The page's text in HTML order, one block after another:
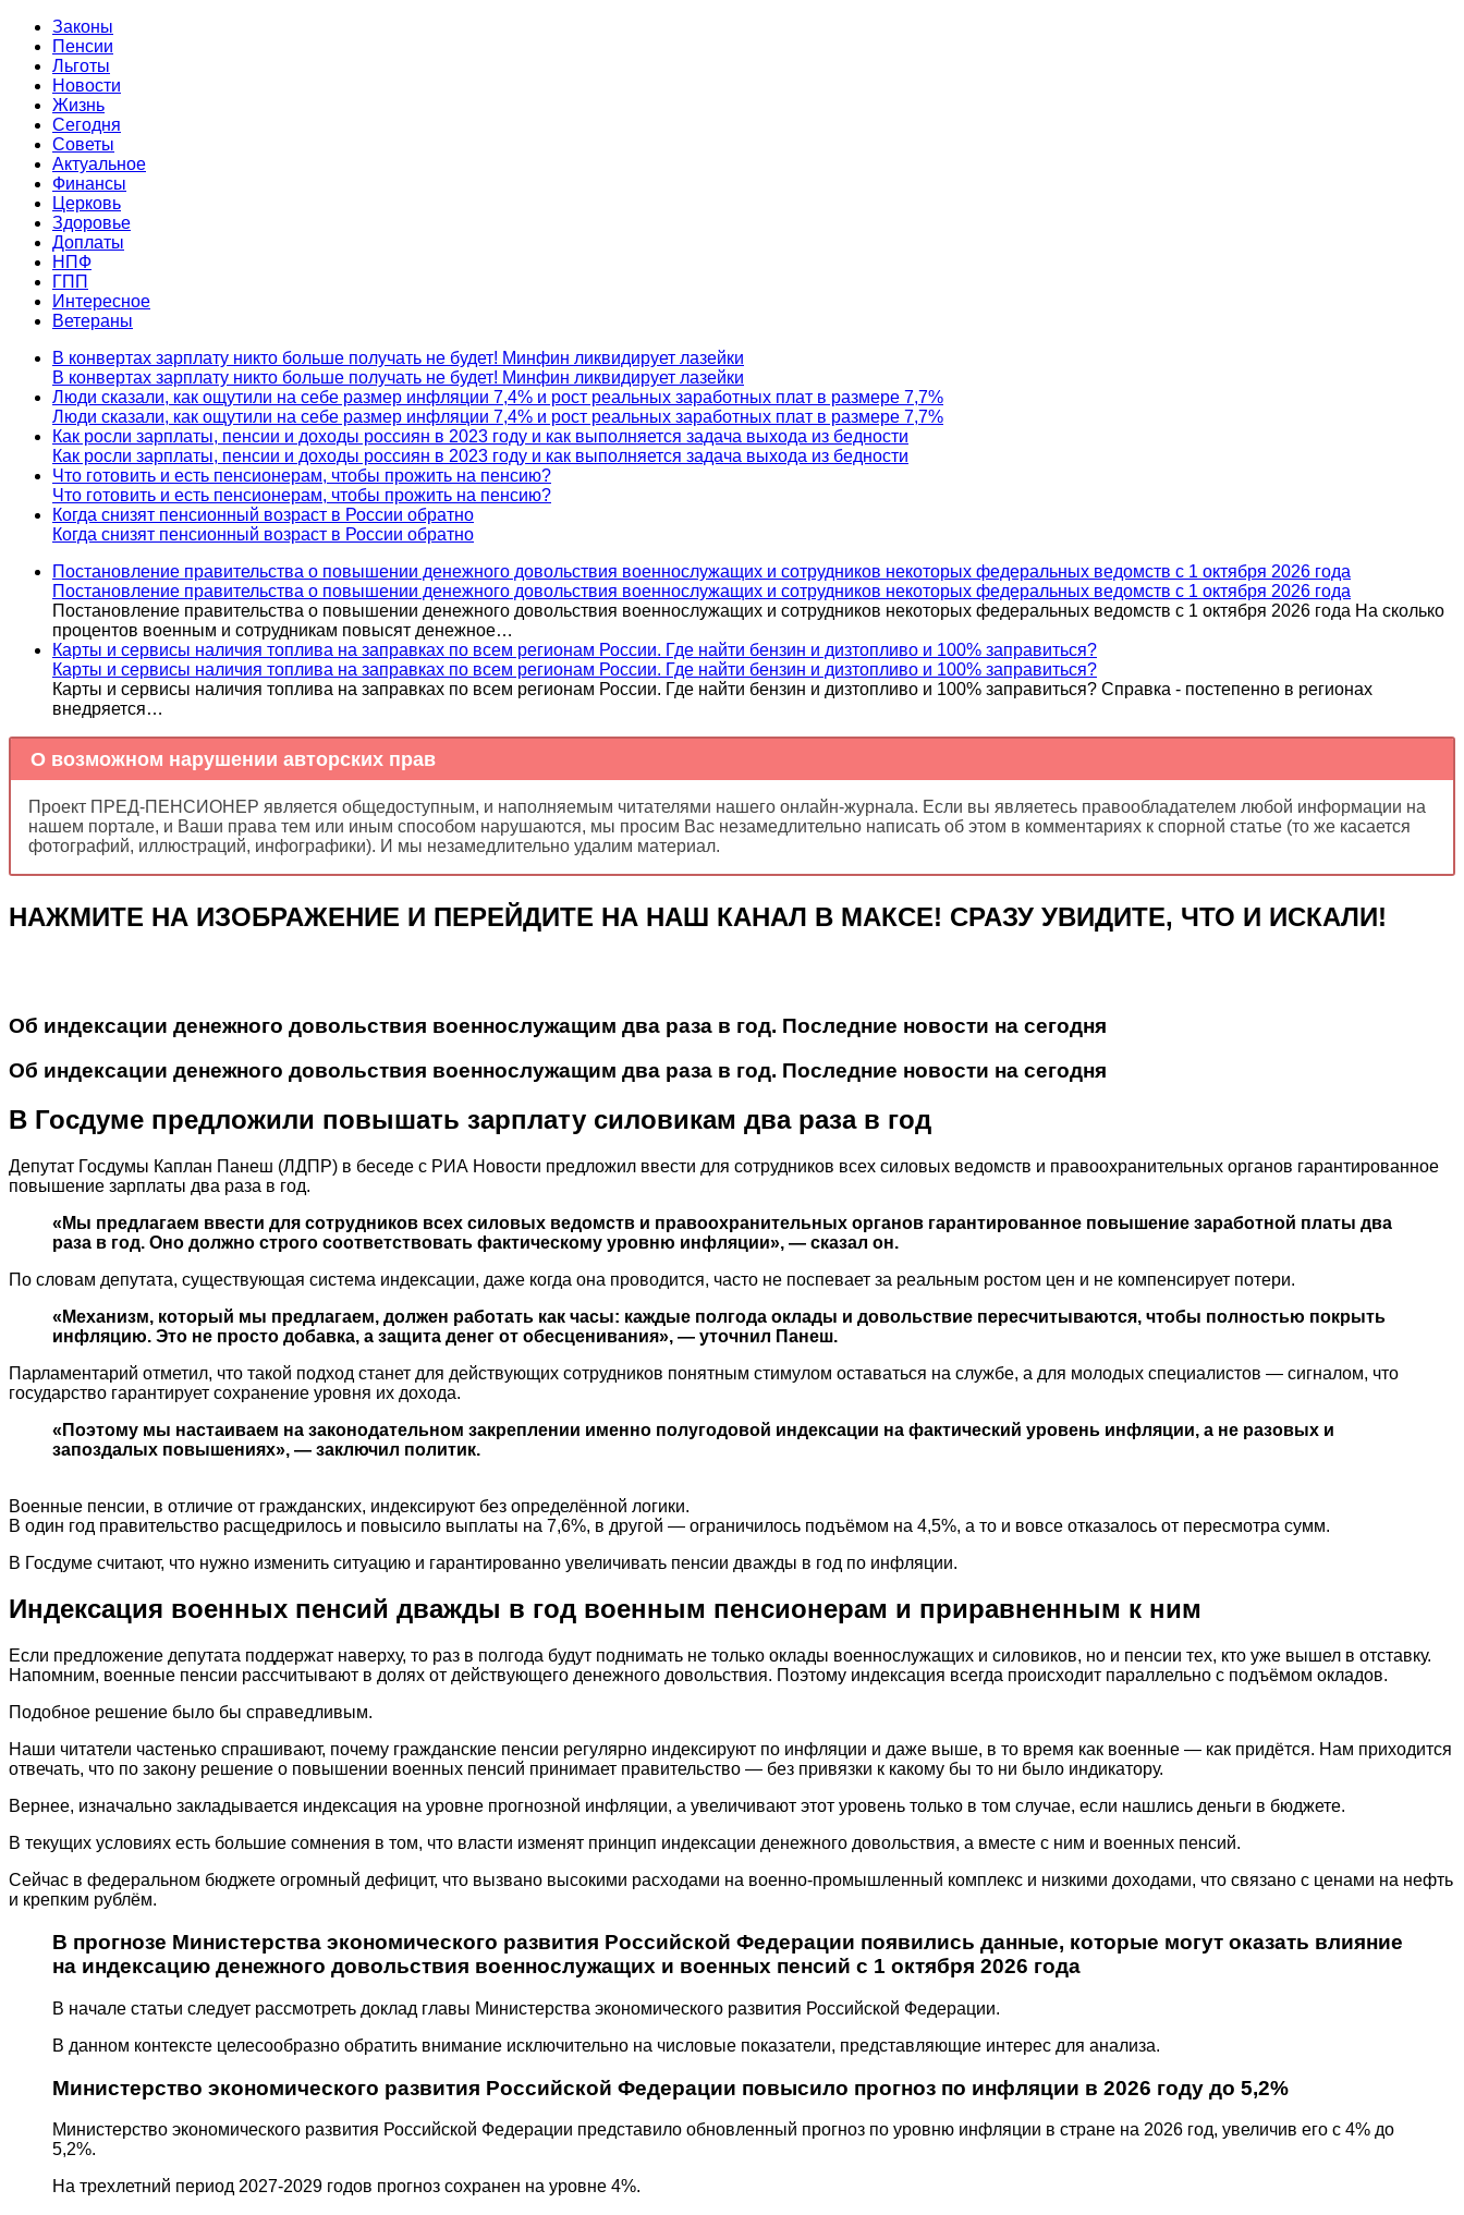
Законы
Пенсии
Льготы
Новости
Жизнь
Сегодня
Советы
Актуальное
Финансы
Церковь
Здоровье
Доплаты
НПФ
ГПП
Интересное
Ветераны
В конвертах зарплату никто больше получать не будет! Минфин ликвидирует лазейки
В конвертах зарплату никто больше получать не будет! Минфин ликвидирует лазейки
Люди сказали, как ощутили на себе размер инфляции 7,4% и рост реальных заработных плат в размере 7,7%
Люди сказали, как ощутили на себе размер инфляции 7,4% и рост реальных заработных плат в размере 7,7%
Как росли зарплаты, пенсии и доходы россиян в 2023 году и как выполняется задача выхода из бедности
Как росли зарплаты, пенсии и доходы россиян в 2023 году и как выполняется задача выхода из бедности
Что готовить и есть пенсионерам, чтобы прожить на пенсию?
Что готовить и есть пенсионерам, чтобы прожить на пенсию?
Когда снизят пенсионный возраст в России обратно
Когда снизят пенсионный возраст в России обратно
Постановление правительства о повышении денежного довольствия военнослужащих и сотрудников некоторых федеральных ведомств с 1 октября 2026 года
Постановление правительства о повышении денежного довольствия военнослужащих и сотрудников некоторых федеральных ведомств с 1 октября 2026 года
Постановление правительства о повышении денежного довольствия военнослужащих и сотрудников некоторых федеральных ведомств с 1 октября 2026 года На сколько
процентов военным и сотрудникам повысят денежное…
Карты и сервисы наличия топлива на заправках по всем регионам России. Где найти бензин и дизтопливо и 100% заправиться?
Карты и сервисы наличия топлива на заправках по всем регионам России. Где найти бензин и дизтопливо и 100% заправиться?
Карты и сервисы наличия топлива на заправках по всем регионам России. Где найти бензин и дизтопливо и 100% заправиться? Справка - постепенно в регионах
внедряется…
О возможном нарушении авторских прав
Проект ПРЕД-ПЕНСИОНЕР является общедоступным, и наполняемым читателями нашего онлайн-журнала. Если вы являетесь правообладателем любой информации на
нашем портале, и Ваши права тем или иным способом нарушаются, мы просим Вас незамедлительно написать об этом в комментариях к спорной статье (то же касается
фотографий, иллюстраций, инфографики). И мы незамедлительно удалим материал.
НАЖМИТЕ НА ИЗОБРАЖЕНИЕ И ПЕРЕЙДИТЕ НА НАШ КАНАЛ В МАКСЕ! СРАЗУ УВИДИТЕ, ЧТО И ИСКАЛИ!
Об индексации денежного довольствия военнослужащим два раза в год. Последние новости на сегодня
Об индексации денежного довольствия военнослужащим два раза в год. Последние новости на сегодня
В Госдуме предложили повышать зарплату силовикам два раза в год
Депутат Госдумы Каплан Панеш (ЛДПР) в беседе с РИА Новости предложил ввести для сотрудников всех силовых ведомств и правоохранительных органов гарантированное
повышение зарплаты два раза в год.
«Мы предлагаем ввести для сотрудников всех силовых ведомств и правоохранительных органов гарантированное повышение заработной платы два
раза в год. Оно должно строго соответствовать фактическому уровню инфляции», — сказал он.
По словам депутата, существующая система индексации, даже когда она проводится, часто не поспевает за реальным ростом цен и не компенсирует потери.
«Механизм, который мы предлагаем, должен работать как часы: каждые полгода оклады и довольствие пересчитываются, чтобы полностью покрыть
инфляцию. Это не просто добавка, а защита денег от обесценивания», — уточнил Панеш.
Парламентарий отметил, что такой подход станет для действующих сотрудников понятным стимулом оставаться на службе, а для молодых специалистов — сигналом, что
государство гарантирует сохранение уровня их дохода.
«Поэтому мы настаиваем на законодательном закреплении именно полугодовой индексации на фактический уровень инфляции, а не разовых и
запоздалых повышениях», — заключил политик.
Военные пенсии, в отличие от гражданских, индексируют без определённой логики.
В один год правительство расщедрилось и повысило выплаты на 7,6%, в другой — ограничилось подъёмом на 4,5%, а то и вовсе отказалось от пересмотра сумм.
В Госдуме считают, что нужно изменить ситуацию и гарантированно увеличивать пенсии дважды в год по инфляции.
Индексация военных пенсий дважды в год военным пенсионерам и приравненным к ним
Если предложение депутата поддержат наверху, то раз в полгода будут поднимать не только оклады военнослужащих и силовиков, но и пенсии тех, кто уже вышел в отставку.
Напомним, военные пенсии рассчитывают в долях от действующего денежного довольствия. Поэтому индексация всегда происходит параллельно с подъёмом окладов.
Подобное решение было бы справедливым.
Наши читатели частенько спрашивают, почему гражданские пенсии регулярно индексируют по инфляции и даже выше, в то время как военные — как придётся. Нам приходится
отвечать, что по закону решение о повышении военных пенсий принимает правительство — без привязки к какому бы то ни было индикатору.
Вернее, изначально закладывается индексация на уровне прогнозной инфляции, а увеличивают этот уровень только в том случае, если нашлись деньги в бюджете.
В текущих условиях есть большие сомнения в том, что власти изменят принцип индексации денежного довольствия, а вместе с ним и военных пенсий.
Сейчас в федеральном бюджете огромный дефицит, что вызвано высокими расходами на военно-промышленный комплекс и низкими доходами, что связано с ценами на нефть
и крепким рублём.
В прогнозе Министерства экономического развития Российской Федерации появились данные, которые могут оказать влияние
на индексацию денежного довольствия военнослужащих и военных пенсий с 1 октября 2026 года
В начале статьи следует рассмотреть доклад главы Министерства экономического развития Российской Федерации.
В данном контексте целесообразно обратить внимание исключительно на числовые показатели, представляющие интерес для анализа.
Министерство экономического развития Российской Федерации повысило прогноз по инфляции в 2026 году до 5,2%
Министерство экономического развития Российской Федерации представило обновленный прогноз по уровню инфляции в стране на 2026 год, увеличив его с 4% до
5,2%.
На трехлетний период 2027-2029 годов прогноз сохранен на уровне 4%.